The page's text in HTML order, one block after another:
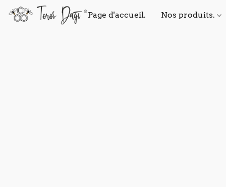
Page d'accueil. Nos produits.